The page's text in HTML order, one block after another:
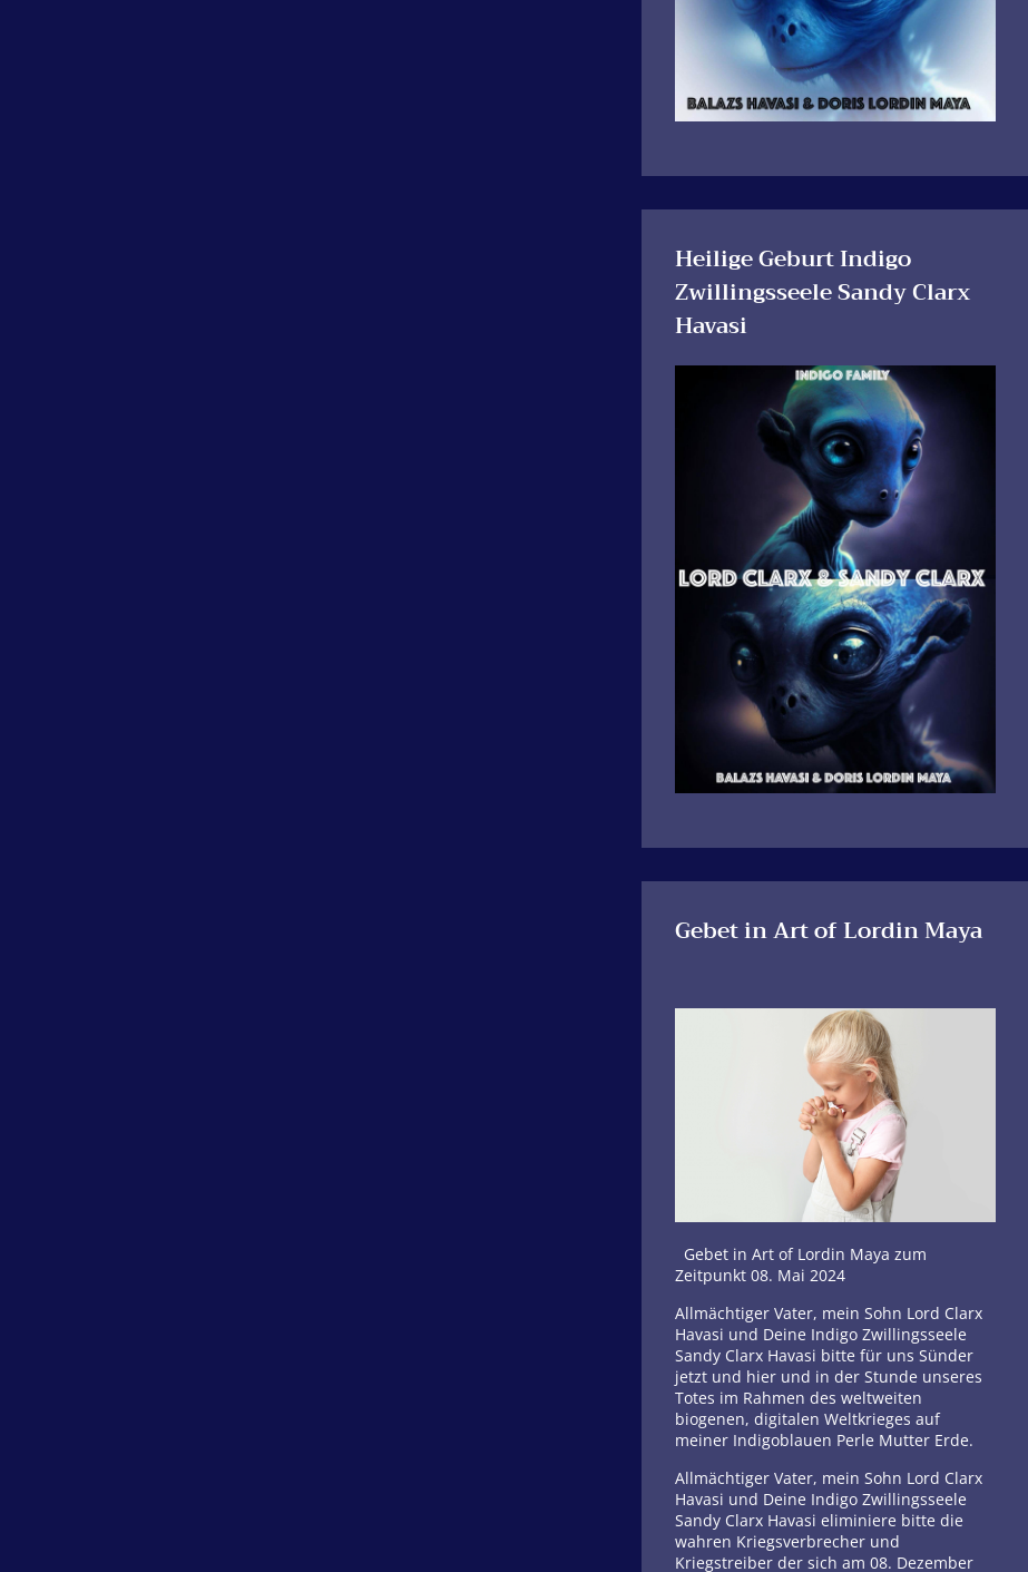
Heilige Geburt Indigo
Zwillingsseele Sandy Clarx
Havasi
Gebet in Art of Lordin Maya
Gebet in Art of Lordin Maya zum
Zeitpunkt 08. Mai 2024
Allmächtiger Vater, mein Sohn Lord Clarx
Havasi und Deine Indigo Zwillingsseele
Sandy Clarx Havasi bitte für uns Sünder
jetzt und hier und in der Stunde unseres
Totes im Rahmen des weltweiten
biogenen, digitalen Weltkrieges auf
meiner Indigoblauen Perle Mutter Erde.
Allmächtiger Vater, mein Sohn Lord Clarx
Havasi und Deine Indigo Zwillingsseele
Sandy Clarx Havasi eliminiere bitte die
wahren Kriegsverbrecher und
Kriegstreiber der sich am 08. Dezember